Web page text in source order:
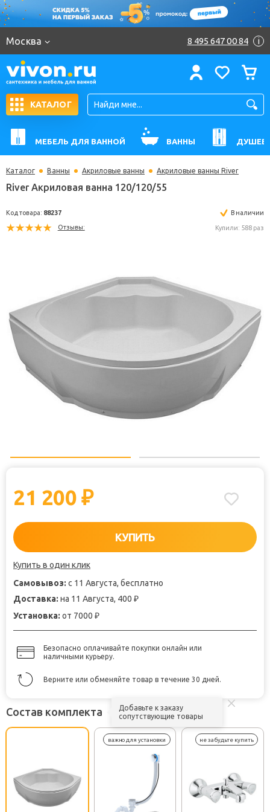
Москва 8 495 647 00 84 i
КАТАЛОГ
МЕБЕЛЬ ДЛЯ ВАННОЙ ВАННЫ
Каталог Ванны Акриловые ванны Акриловые ванны River
21 200 ₽
КУПИТЬ
Купить в один клик
Самовывоз: с 11 Августа, бесплатно
Доставка: на 11 Августа, 400 ₽
Установка: от 7000 ₽
Безопасно оплачивайте покупки онлайн или
наличными курьеру.
Верните или обменяйте товар в течение 30 дней.
River Акриловая ванна 120/120/55
Состав комплекта
Добавьте к заказу
сопутствующие товары